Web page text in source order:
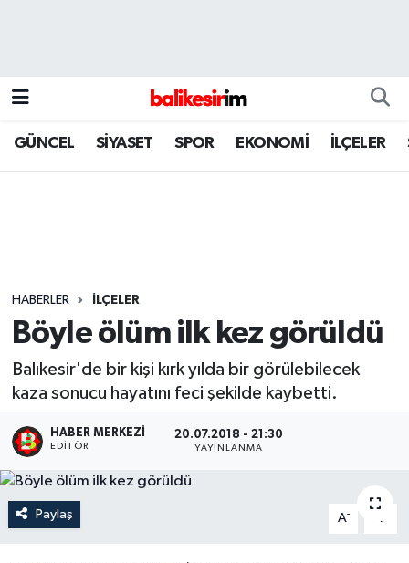
GÜNCEL SİYASET SPOR EKONOMİ İLÇELER
HABERLER İLÇELER
Böyle ölüm ilk kez görüldü
Balıkesir'de bir kişi kırk yılda bir görülebilecek
kaza sonucu hayatını feci şekilde kaybetti.
HABER MERKEZI
EDITÖR
20.07.2018 - 21:30
YAYINLANMA
Paylaş A- A